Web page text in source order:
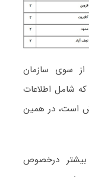
از سوی سازمان
که شامل اطلاعات
است، در همین
درخصوص